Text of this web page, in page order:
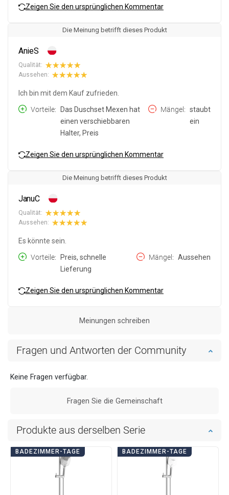
Zeigen Sie den ursprünglichen Kommentar
Die Meinung betrifft dieses Produkt
AnieS
Qualität:
Aussehen:
Ich bin mit dem Kauf zufrieden.
Vorteile
Das Duschset Mexen hat
einen verschiebbaren
Halter, Preis
Mängel
staubt
ein
Zeigen Sie den ursprünglichen Kommentar
Die Meinung betrifft dieses Produkt
JanuC
Qualität:
Aussehen:
Es könnte sein.
Vorteile
Preis, schnelle
Lieferung
Mängel Aussehen
Zeigen Sie den ursprünglichen Kommentar
Meinungen schreiben
Fragen und Antworten der Community
Keine Fragen verfügbar.
Fragen Sie die Gemeinschaft
Produkte aus derselben Serie
BADEZIMMER-TAGE BADEZIMMER-TAGE